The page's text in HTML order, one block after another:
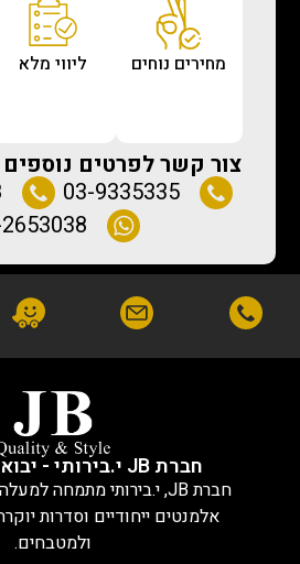
מחירים נוחים ליווי מלא
צור קשר לפרטים
03-9335335
חברת JB י.בירותי - יבואנים רשמיים
אלמנטים ייחודיים וסדרות
ולמטבחים.